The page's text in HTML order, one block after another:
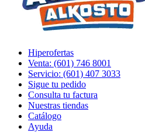
Hiperofertas
Venta: (601) 746 8001
Servicio: (601) 407 3033
Sigue tu pedido
Consulta tu factura
Nuestras tiendas
Catálogo
Ayuda